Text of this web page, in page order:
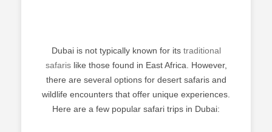
Dubai is not typically known for its traditional
safarislike those found in East Africa. However,
there are several options for desert safaris and
wildlife encounters that offer unique experiences.
Here are a few popular safari trips in Dubai: